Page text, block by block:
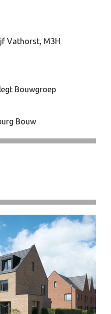
Vathorst, M3H
Bouwgroep
Bouw